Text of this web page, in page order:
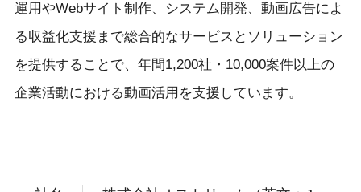
運用やWebサイト制作、システム開発、動画広告によ
る収益化支援まで総合的なサービスとソリューション
を提供することで、年間1,200社・10,000案件以上の
企業活動における動画活用を支援しています。